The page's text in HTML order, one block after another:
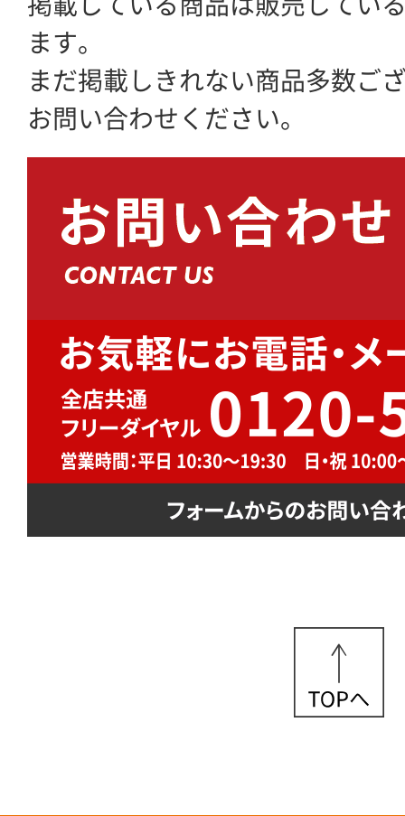
ます。
まだ掲載しきれない商品多数ご
お問い合わせください。